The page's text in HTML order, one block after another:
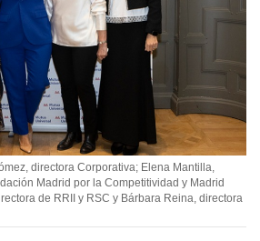
directora Corporativa; Elena Mantilla,
Madrid por la Competitividad y Madrid
de RRII y RSC y Bárbara Reina, directora